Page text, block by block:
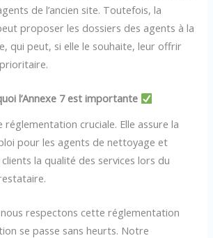
de l’ancien site. Toutefois, la
proposer les dossiers des agents à la
qui peut, si elle le souhaite, leur offrir
l’Annexe 7 est importante
réglementation cruciale. Elle assure la
pour les agents de nettoyage et
la qualité des services lors du
nous respectons cette réglementation
se passe sans heurts. Notre